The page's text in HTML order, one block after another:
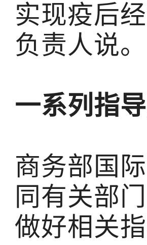
实现疫后
负责人说。
一系列指
商务部国
同有关部
做好相关